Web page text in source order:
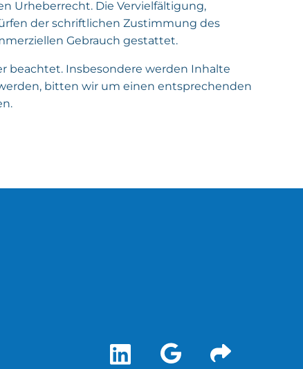
Urheberrecht. Die Vervielfältigung,
der schriftlichen Zustimmung des
Gebrauch gestattet.
beachtet. Insbesondere werden Inhalte
bitten wir um einen entsprechenden